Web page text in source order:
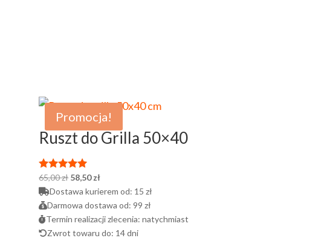
Promocja!
Ruszt do Grilla 50×40
Oceniono
4.90
na 5
65,00zł Pierwotna
cena
wynosiła:
65,00 zł.
58,50złAktualna
cena
wynosi:
58,50 zł.
Dostawa kurierem od: 15 zł
Darmowa dostawa od:99 zł
Termin realizacji zlecenia:natychmiast
Zwrot towaru do: 14 dni